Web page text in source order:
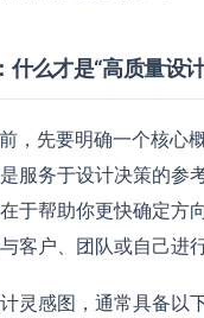
什么才是“高质量设
，先要明确一个核心
服务于设计决策的参
于帮助你更快确定方
客户、团队或自己进
灵感图，通常具备以